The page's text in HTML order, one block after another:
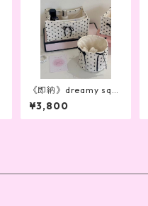
《即納》dreamy squ
are box (3colors)
¥3,800